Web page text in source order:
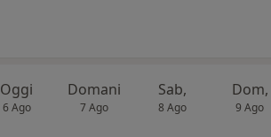
Oggi
6 Ago
Domani
7 Ago
Sab,
8 Ago
Dom,
9 Ago